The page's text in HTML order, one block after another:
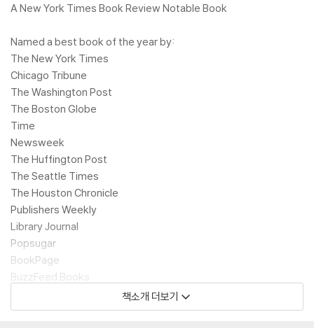
A New York Times Book Review Notable Book
Named a best book of the year by:
The New York Times
Chicago Tribune
The Washington Post
The Boston Globe
Time
Newsweek
The Huffington Post
The Seattle Times
The Houston Chronicle
Publishers Weekly
Library Journal
Popsugar
BookPage
BuzzFeed Books
Kansas City Star
책소개 더보기